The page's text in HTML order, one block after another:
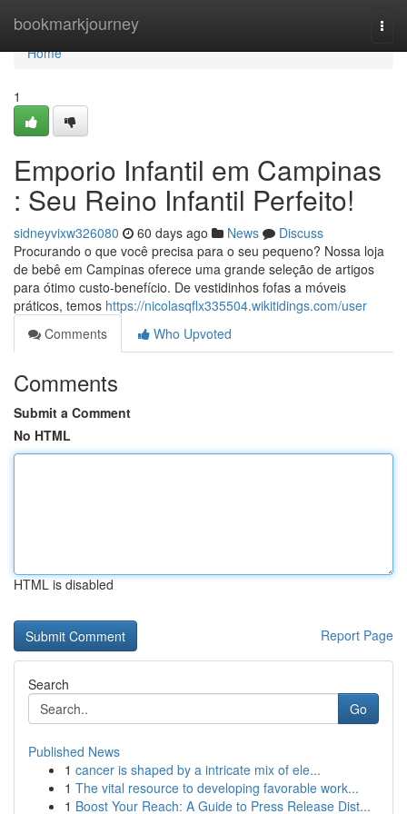
bookmarkjourney
Home
Home
1
Emporio Infantil em Campinas
: Seu Reino Infantil Perfeito!
sidneyvixw326080 60 days ago News
Discuss
Procurando o que você precisa para o seu pequeno? Nossa loja
de bebê em Campinas oferece uma grande seleção de artigos
para ótimo custo-benefício. De vestidinhos fofas a móveis
práticos, temos https://nicolasqflx335504.wikitidings.com/user
Comments
Who Upvoted
Comments
Submit a Comment
No HTML
HTML is disabled
Report Page
Search
Go
Published News
1 cancer is shaped by a intricate mix of ele...
1 The vital resource to developing favorable work...
1 Boost Your Reach: A Guide to Press Release Dist...